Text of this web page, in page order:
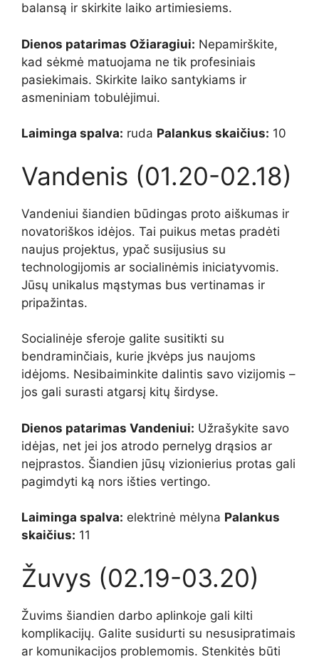
balansą ir skirkite laiko artimiesiems.
Dienos patarimas Ožiaragiui: Nepamirškite,
kad sėkmė matuojama ne tik profesiniais
pasiekimais. Skirkite laiko santykiams ir
asmeniniam tobulėjimui.
Laiminga spalva: ruda Palankus skaičius: 10
Vandenis (01.20-02.18)
Vandeniui šiandien būdingas proto aiškumas ir
novatoriškos idėjos. Tai puikus metas pradėti
naujus projektus, ypač susijusius su
technologijomis ar socialinėmis iniciatyvomis.
Jūsų unikalus mąstymas bus vertinamas ir
pripažintas.
Socialinėje sferoje galite susitikti su
bendraminčiais, kurie įkvėps jus naujoms
idėjoms. Nesibaiminkite dalintis savo vizijomis –
jos gali surasti atgarsį kitų širdyse.
Dienos patarimas Vandeniui: Užrašykite savo
idėjas, net jei jos atrodo pernelyg drąsios ar
neįprastos. Šiandien jūsų vizionierius protas gali
pagimdyti ką nors išties vertingo.
Laiminga spalva: elektrinė mėlyna Palankus
skaičius: 11
Žuvys (02.19-03.20)
Žuvims šiandien darbo aplinkoje gali kilti
komplikacijų. Galite susidurti su nesusipratimais
ar komunikacijos problemomis. Stenkitės būti